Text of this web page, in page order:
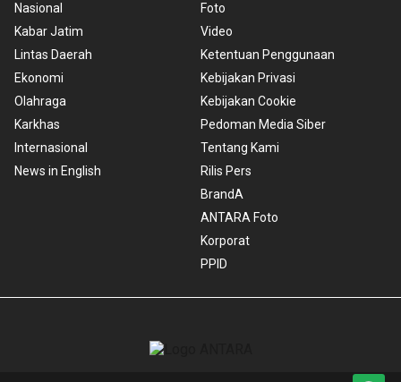
Nasional
Kabar Jatim
Lintas Daerah
Ekonomi
Olahraga
Karkhas
Internasional
News in English
Foto
Video
Ketentuan Penggunaan
Kebijakan Privasi
Kebijakan Cookie
Pedoman Media Siber
Tentang Kami
Rilis Pers
BrandA
ANTARA Foto
Korporat
PPID